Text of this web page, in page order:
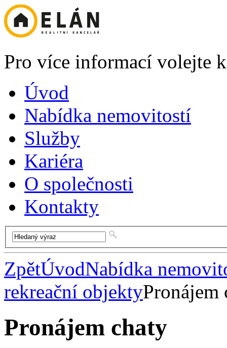
Pro více informací volejte
Úvod
Nabídka nemovitostí
Služby
Kariéra
O společnosti
Kontakty
ZpětÚvodNabídka
rekreační objektyPronájem
Pronájem chaty